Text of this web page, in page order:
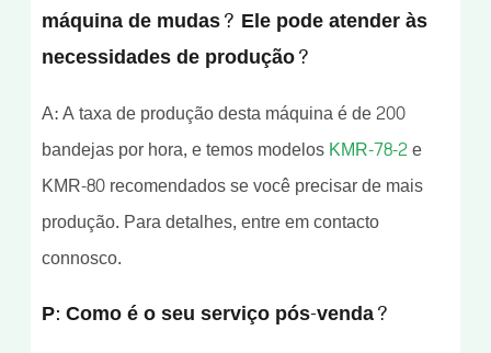
máquina de mudas? Ele pode atender às
necessidades de produção?
A: A taxa de produção desta máquina é de 200
bandejas por hora, e temos modelosKMR-78-2e
KMR-80 recomendados se você precisar de mais
produção. Para detalhes, entre em contacto
connosco.
P: Como é o seu serviço pós-venda?